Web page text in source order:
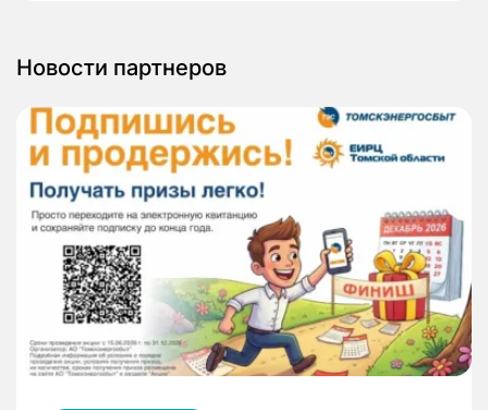
Новости партнеров